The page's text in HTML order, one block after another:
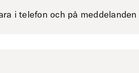
i telefon och på